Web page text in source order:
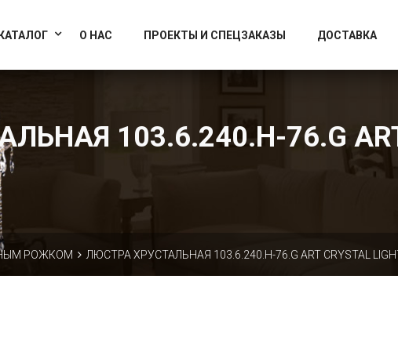
КАТАЛОГ О НАС ПРОЕКТЫ И СПЕЦЗАКАЗЫ ДОСТАВКА
103.6.240.H-76.G ART
РОЖКОМ ЛЮСТРА ХРУСТАЛЬНАЯ 103.6.240.H-76.G ART CRYSTAL